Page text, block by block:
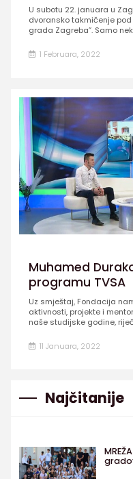
U subotu 22. januara u
dvoransko takmičenje pod
grada Zagreba”. Samo
1 Februara, 2022
Muhamed
programu TVSA
Uz smještaj, Fondacija
aktivnosti, projekte i
naše studijske godine,
11 Januara, 2022
Najčitanije